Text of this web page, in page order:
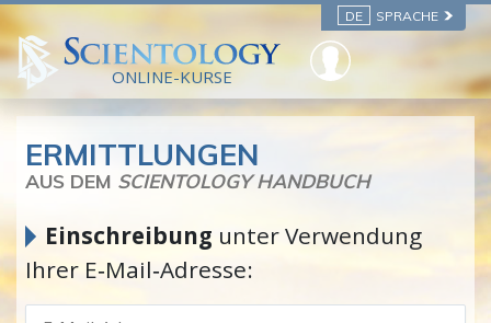
DE SPRACHE
ONLINE-KURSE
ERMITTLUNGEN
AUS DEM SCIENTOLOGY HANDBUCH
Einschreibung unter Verwendung
Ihrer E‑Mail‑Adresse: